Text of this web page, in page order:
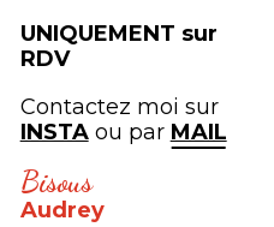
UNIQUEMENT sur
RDV
Contactez moi sur
INSTAou par MAIL
Bisous
Audrey